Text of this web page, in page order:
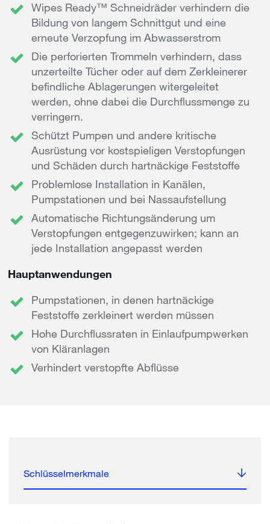
Wipes Ready™ Schneidräder verhindern die
Bildung von langem Schnittgut und eine
erneute Verzopfung im Abwasserstrom
Die perforierten Trommeln verhindern, dass
unzerteilte Tücher oder auf dem Zerkleinerer
befindliche Ablagerungen witergeleitet
werden, ohne dabei die Durchflussmenge zu
verringern.
Schützt Pumpen und andere kritische
Ausrüstung vor kostspieligen Verstopfungen
und Schäden durch hartnäckige Feststoffe
Problemlose Installation in Kanälen,
Pumpstationen und bei Nassaufstellung
Automatische Richtungsänderung um
Verstopfungen entgegenzuwirken; kann an
jede Installation angepasst werden
Hauptanwendungen
Pumpstationen, in denen hartnäckige
Feststoffe zerkleinert werden müssen
Hohe Durchflussraten in Einlaufpumpwerken
von Kläranlagen
Verhindert verstopfte Abflüsse
Schlüsselmerkmale